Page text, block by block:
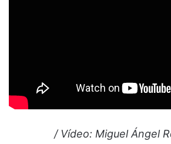
/ Vídeo: Miguel Ángel